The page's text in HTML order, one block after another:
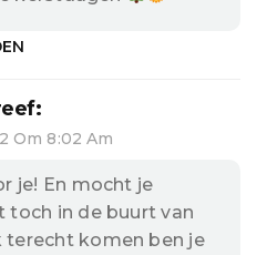
Om 8:02 Am
je! En mocht je
toch in de buurt van
terecht komen ben je